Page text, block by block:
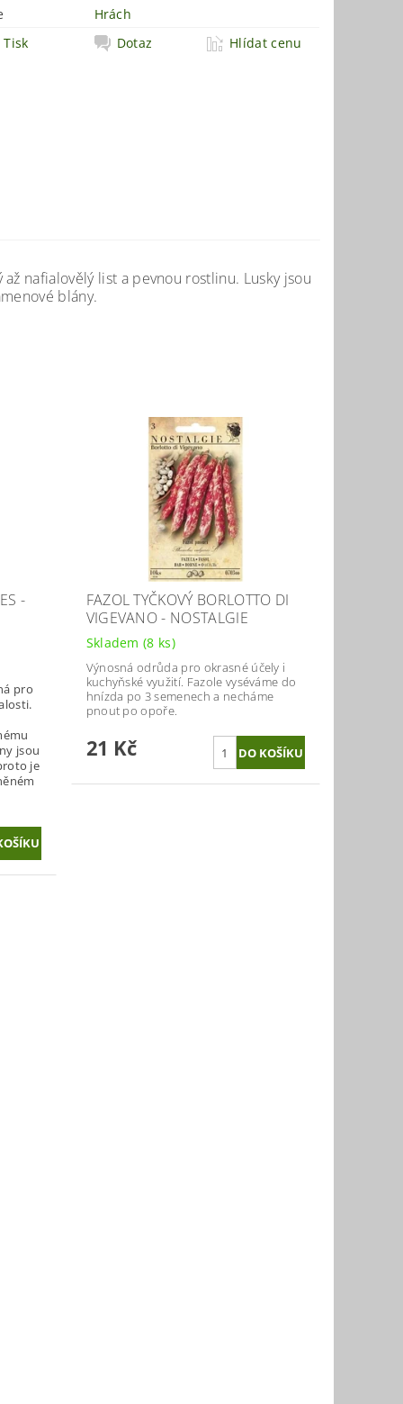
Hrách
Tisk
Dotaz Hlídat cenu
nafialovělý list a pevnou rostlinu. Lusky jsou
blány.
-
pro
jsou
je
FAZOL TYČKOVÝ BORLOTTO DI
VIGEVANO - NOSTALGIE
Skladem(8 ks)
Výnosná odrůda pro okrasné účely i
kuchyňské využití. Fazole vyséváme do
hnízda po 3 semenech a necháme
pnout po opoře.
21 Kč